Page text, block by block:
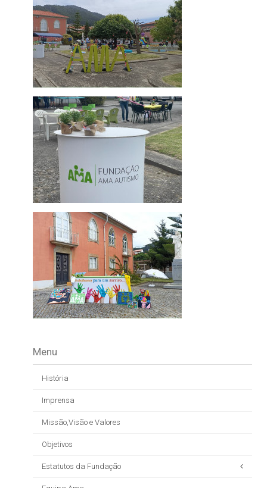
Menu
História
Imprensa
Missão,Visão e Valores
Objetivos
Estatutos da Fundação